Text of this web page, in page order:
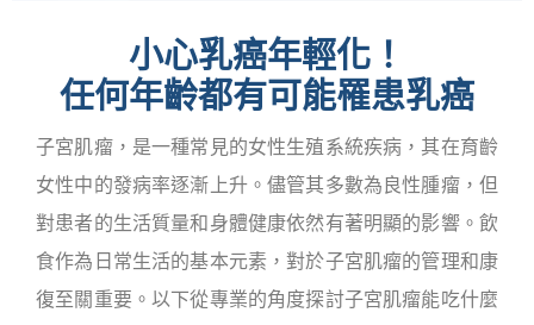
小心乳癌年輕化！
任何年齡都有可能罹患乳癌
子宮肌瘤，是一種常見的女性生殖系統疾病，其在育齡
女性中的發病率逐漸上升。儘管其多數為良性腫瘤，但
對患者的生活質量和身體健康依然有著明顯的影響。飲
食作為日常生活的基本元素，對於子宮肌瘤的管理和康
復至關重要。以下從專業的角度探討子宮肌瘤能吃什麼